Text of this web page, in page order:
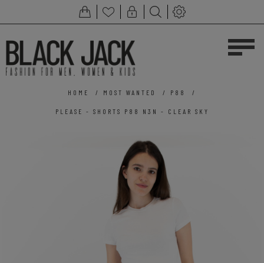
HOME / MOST WANTED / P88 /
PLEASE - SHORTS P88 N3N - CLEAR SKY